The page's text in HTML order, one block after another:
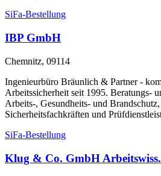
SiFa-Bestellung
IBP GmbH
Chemnitz, 09114
Ingenieurbüro Bräunlich & Partner -
Arbeitssicherheit seit 1995. Beratungs-
Arbeits-, Gesundheits- und
Sicherheitsfachkräften und
SiFa-Bestellung
Klug & Co. GmbH